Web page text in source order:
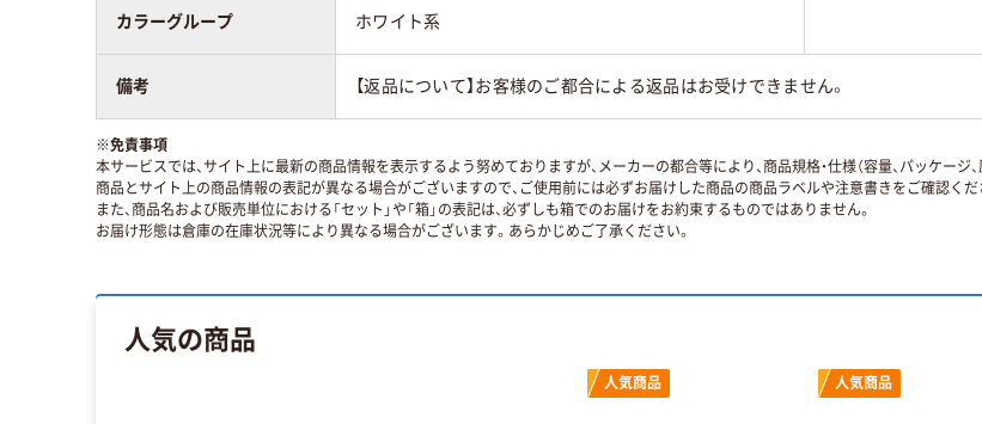
カラーグループ ホワイト系
備考 【返品について】お客様のご都合による返品はお受けできません。
※免責事項
本サービスでは、サイト上に最新の商品情報を表示するよう努めておりますが、メーカーの都合等により、商品規格・仕様（容量、パッケー
商品とサイト上の商品情報の表記が異なる場合がございますので、ご使用前には必ずお届けした商品の商品ラベルや注意書きをご確認く
また、商品名および販売単位における「セット」や「箱」の表記は、必ずしも箱でのお届けをお約束するものではありません。
お届け形態は倉庫の在庫状況等により異なる場合がございます。あらかじめご了承ください。
人気の商品
人気商品 人気商品